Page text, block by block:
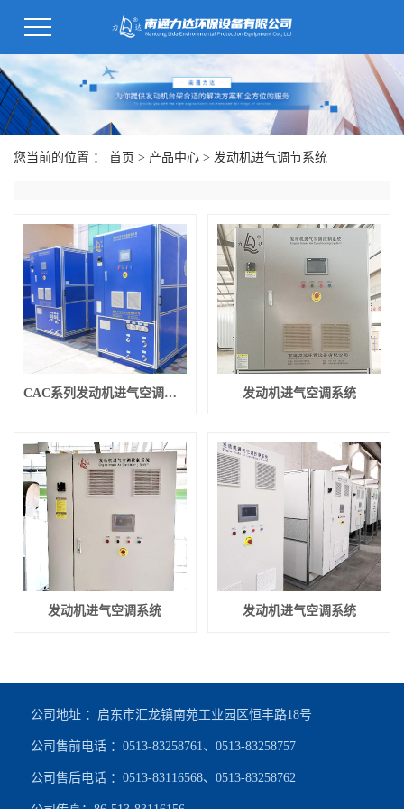
您当前的位置 ： 首页 > 产品中心 > 发动机进气调节系统
CAC系列发动机进气空调系统 发动机进气空调系统
发动机进气空调系统 发动机进气空调系统
公司地址 ：启东市汇龙镇南苑工业园区恒丰路18号
公司售前电话 ：0513-83258761、0513-83258757
公司售后电话 ：0513-83116568、0513-83258762